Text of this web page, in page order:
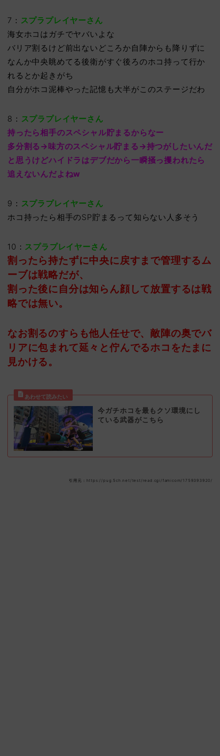
7： スプラプレイヤーさん
海女ホコはガチでヤバいよな
バリア割るけど前出ないどころか自陣からも降りずに
なんか中央眺めてる後衛がすぐ後ろのホコ持って行か
れるとか起きがち
自分がホコ泥棒やった記憶も大半がこのステージだわ
8： スプラプレイヤーさん
持ったら相手のスペシャル貯まるからなー
多分割る→味方のスペシャル貯まる→持つがしたいんだ
と思うけどハイドラはデブだから一瞬掻っ攫われたら
追えないんだよねw
9： スプラプレイヤーさん
ホコ持ったら相手のSP貯まるって知らない人多そう
10： スプラプレイヤーさん
割ったら持たずに中央に戻すまで管理するム
ーブは戦略だが、
割った後に自分は知らん顔して放置するは戦
略では無い。
なお割るのすらも他人任せで、敵陣の奥でバ
リアに包まれて延々と佇んでるホコをたまに
見かける。
今ガチホコを最もクソ環境にし
ている武器がこちら
引用元：https://pug.5ch.net/test/read.cgi/famicom/1759393920/